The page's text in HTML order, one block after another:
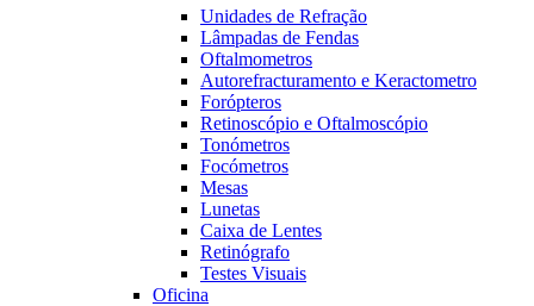
Unidades de Refração
Lâmpadas de Fendas
Oftalmometros
Autorefracturamento e Keractometro
Forópteros
Retinoscópio e Oftalmoscópio
Tonómetros
Focómetros
Mesas
Lunetas
Caixa de Lentes
Retinógrafo
Testes Visuais
Oficina